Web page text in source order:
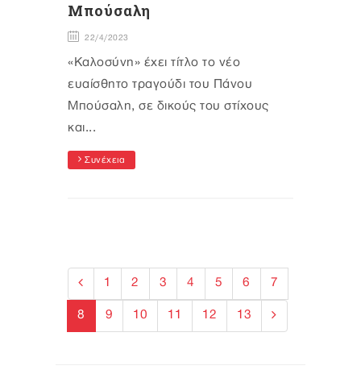
Μπούσαλη
22/4/2023
«Καλοσύνη» έχει τίτλο το νέο
ευαίσθητο τραγούδι του Πάνου
Μπούσαλη, σε δικούς του στίχους
και...
Συνέχεια
1 2 3 4 5 6 7
8 9 10 11 12 13